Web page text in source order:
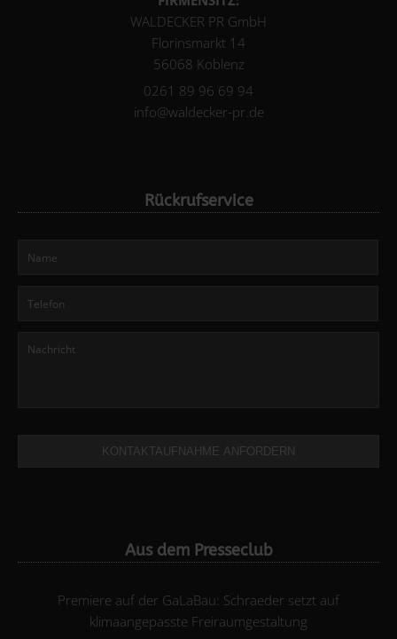
WALDECKER PR GmbH
Florinsmarkt 14
56068 Koblenz
0261 89 96 69 94
info@waldecker-pr.de
Rückrufservice
KONTAKTAUFNAHME ANFORDERN
Aus dem Presseclub
Premiere auf der GaLaBau: Schraeder setzt auf
klimaangepasste Freiraumgestaltung